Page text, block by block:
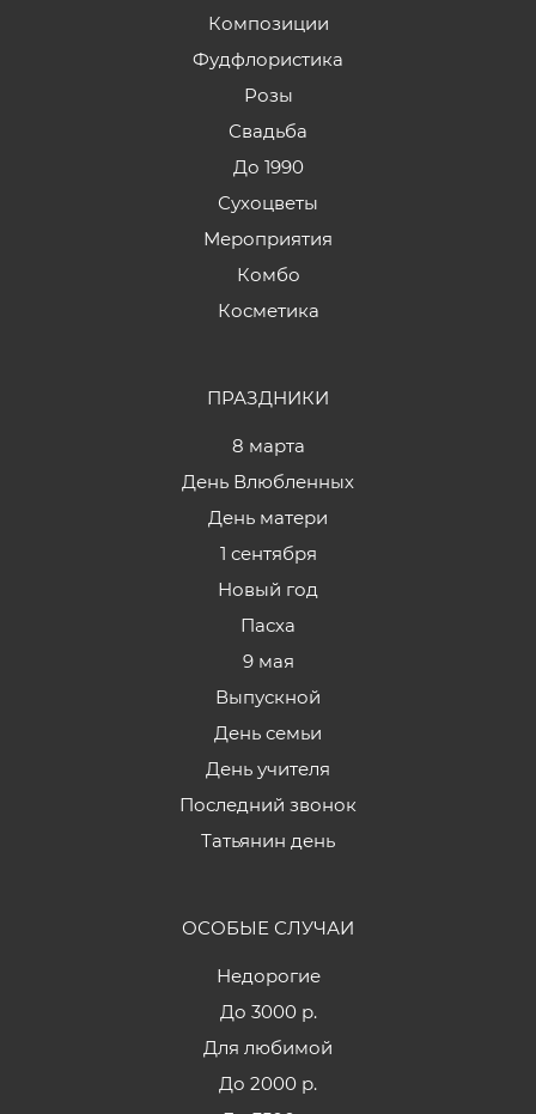
Композиции
Фудфлористика
Розы
Свадьба
До 1990
Сухоцветы
Мероприятия
Комбо
Косметика
ПРАЗДНИКИ
8 марта
День Влюбленных
День матери
1 сентября
Новый год
Пасха
9 мая
Выпускной
День семьи
День учителя
Последний звонок
Татьянин день
ОСОБЫЕ СЛУЧАИ
Недорогие
До 3000 р.
Для любимой
До 2000 р.